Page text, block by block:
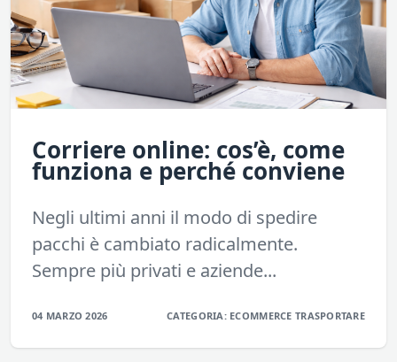
Corriere online: cos’è, come
funziona e perché conviene
Negli ultimi anni il modo di spedire
pacchi è cambiato radicalmente.
Sempre più privati e aziende...
04 MARZO 2026 CATEGORIA: ECOMMERCE TRASPORTARE